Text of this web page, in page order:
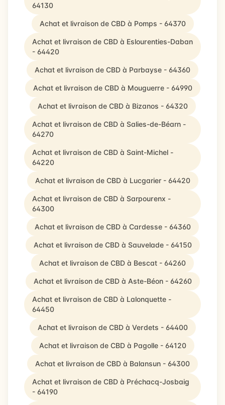
64130
Achat et livraison de CBD à Pomps - 64370
Achat et livraison de CBD à Eslourenties-Daban
- 64420
Achat et livraison de CBD à Parbayse - 64360
Achat et livraison de CBD à Mouguerre - 64990
Achat et livraison de CBD à Bizanos - 64320
Achat et livraison de CBD à Salies-de-Béarn -
64270
Achat et livraison de CBD à Saint-Michel -
64220
Achat et livraison de CBD à Lucgarier - 64420
Achat et livraison de CBD à Sarpourenx -
64300
Achat et livraison de CBD à Cardesse - 64360
Achat et livraison de CBD à Sauvelade - 64150
Achat et livraison de CBD à Bescat - 64260
Achat et livraison de CBD à Aste-Béon - 64260
Achat et livraison de CBD à Lalonquette -
64450
Achat et livraison de CBD à Verdets - 64400
Achat et livraison de CBD à Pagolle - 64120
Achat et livraison de CBD à Balansun - 64300
Achat et livraison de CBD à Préchacq-Josbaig
- 64190